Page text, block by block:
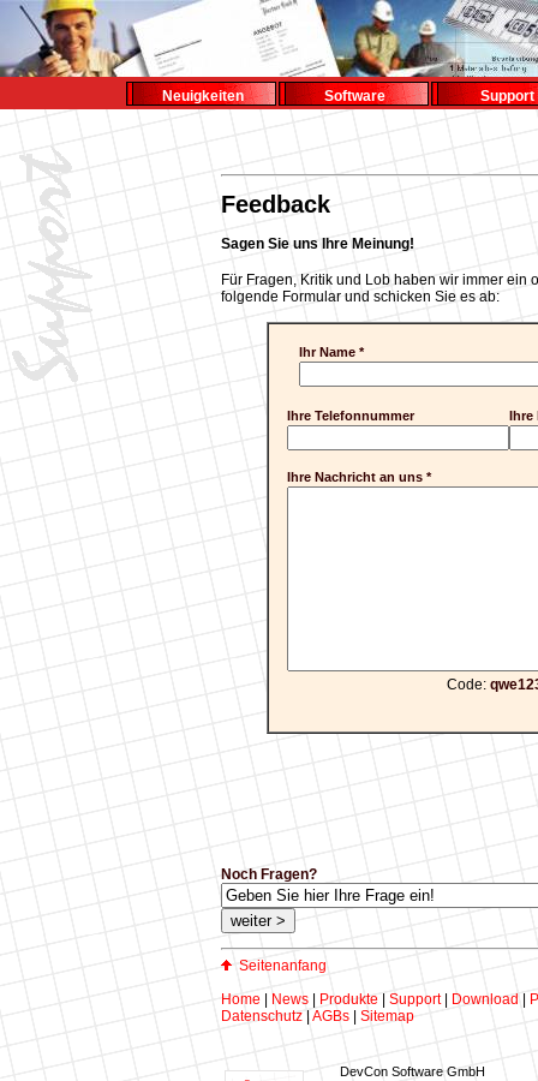
Neuigkeiten Software Support
Feedback
Sagen Sie uns Ihre Meinung!
Für Fragen, Kritik und Lob haben wir immer ein
folgende Formular und schicken Sie es ab:
Ihr Name *
Ihre Telefonnummer
Ihre Nachricht an uns *
Code:
Noch Fragen?
Seitenanfang
Home
News Produkte Support| Download
Datenschutz AGBs Sitemap
DevCon Software GmbH